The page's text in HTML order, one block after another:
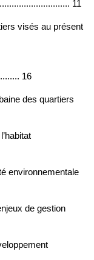
11
visés au présent
16
des quartiers
environnementale
de gestion